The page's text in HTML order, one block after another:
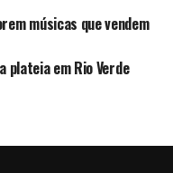
músicas que vendem
plateia em Rio Verde